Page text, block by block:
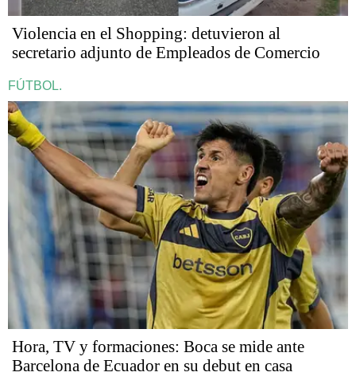
Violencia en el Shopping: detuvieron al
secretario adjunto de Empleados de Comercio
FÚTBOL.
Hora, TV y formaciones: Boca se mide ante
Barcelona de Ecuador en su debut en casa